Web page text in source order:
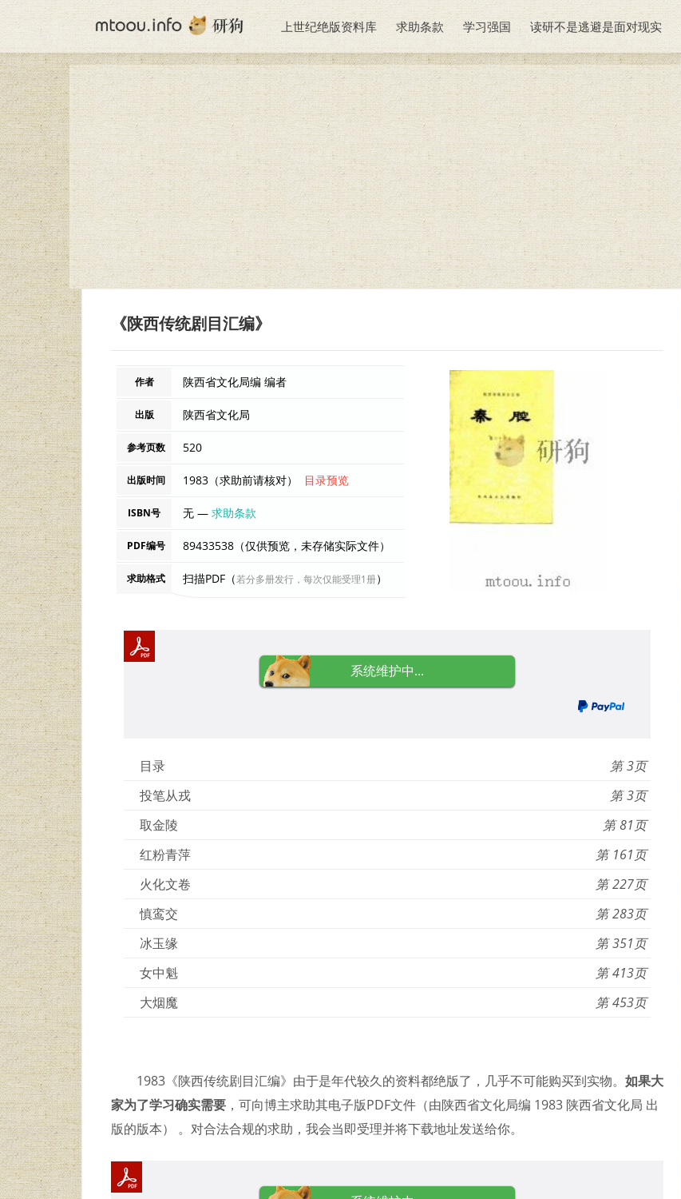
上世纪绝版资料库 求助条款 学习强国 读研不是逃避是面对现实
《陕西传统剧目汇编》
作者 陕西省文化局编 编者
出版 陕西省文化局
参考页数 520
出版时间 1983（求助前请核对） 目录预览
ISBN号 无 —求助条款
PDF编号 89433538（仅供预览，未存储实际文件）
求助格式 扫描PDF（若分多册发行，每次仅能受理1册）
系统维护中...
目录
3
投笔从戎
3
取金陵
81
红粉青萍
161
火化文卷
227
慎鸾交
283
冰玉缘
351
女中魁
413
大烟魔
453
1983《陕西传统剧目汇编》由于是年代较久的资料都绝版了，几乎不可能购买到实物。 如果大
家为了学习确实需要 ，可向博主求助其电子版PDF文件（由陕西省文化局编 1983 陕西省文化局 出
版的版本） 。对合法合规的求助，我会当即受理并将下载地址发送给你。